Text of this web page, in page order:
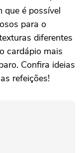
que é possível
para o
diferentes
cardápio mais
Confira ideias
refeições!